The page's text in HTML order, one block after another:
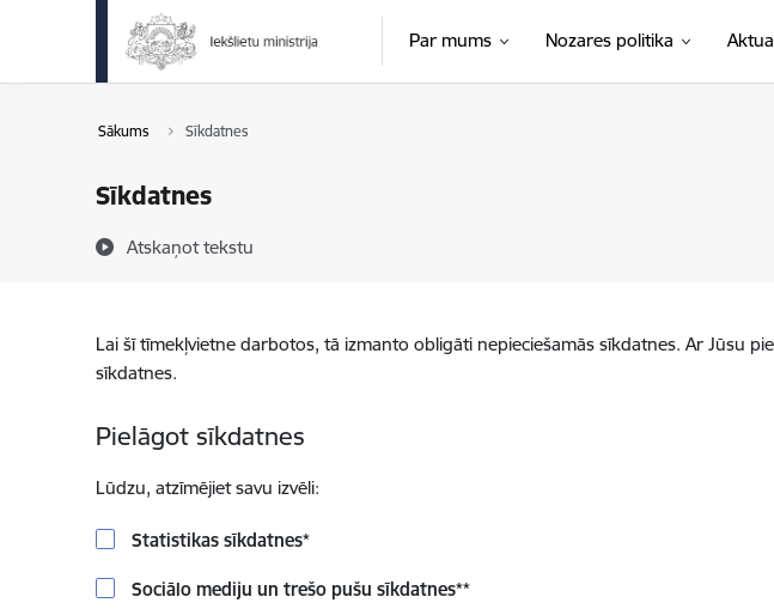
Pāriet uz lapas saturu
Par mums Nozares politika
Sākums Sīkdatnes
Sīkdatnes
Atskaņot tekstu
Lai šī tīmekļvietne darbotos, tā izmanto obligāti nepieciešamās sīkdatnes. Ar Jūsu
sīkdatnes.
Pielāgot sīkdatnes
Lūdzu, atzīmējiet savu izvēli:
Statistikas sīkdatnes*
Sociālo mediju un trešo pušu sīkdatnes**